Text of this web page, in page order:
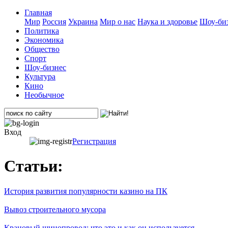
Главная
Мир Россия Украина Мир о нас Наука и здоровье Шоу-
Политика
Экономика
Общество
Спорт
Шоу-бизнес
Культура
Кино
Необычное
Вход
Регистрация
Статьи:
История развития популярности казино на ПК
Вывоз строительного мусора